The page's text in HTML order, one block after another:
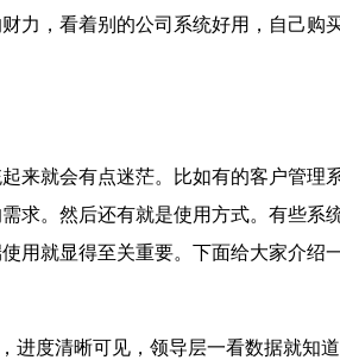
力，看着别的公司系统好用，自己购
就会有点迷茫。比如有的客户管理
求。然后还有就是使用方式。有些系
用就显得至关重要。下面给大家介绍
度清晰可见，领导层一看数据就知